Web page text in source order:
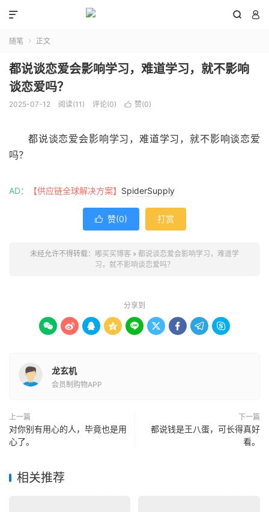
 

随笔  正文
都说谈恋爱会影响学习，难道学习，就不影响
谈恋爱吗？
2025-07-12 阅读(11 ) 评论(0)  赞(0)
都说谈恋爱会影响学习，难道学习，就不影响谈恋爱
吗？
AD： 【供应链全球解决方案】 SpiderSupply
 赞(0) 打赏
未经允许不得转载： 嘟买买博客 » 都说谈恋爱会影响学习，难道学
习，就不影响谈恋爱吗？
分享到
        
龙玄机
会员制购物APP
上一篇
对你别有用心的人，毕竟也是用
心了。
下一篇
都说钱是王八蛋，可长得真好
看。
相关推荐